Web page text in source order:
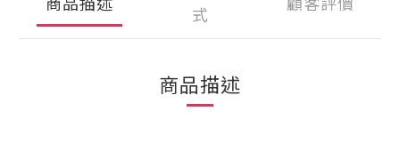
式
商品描述